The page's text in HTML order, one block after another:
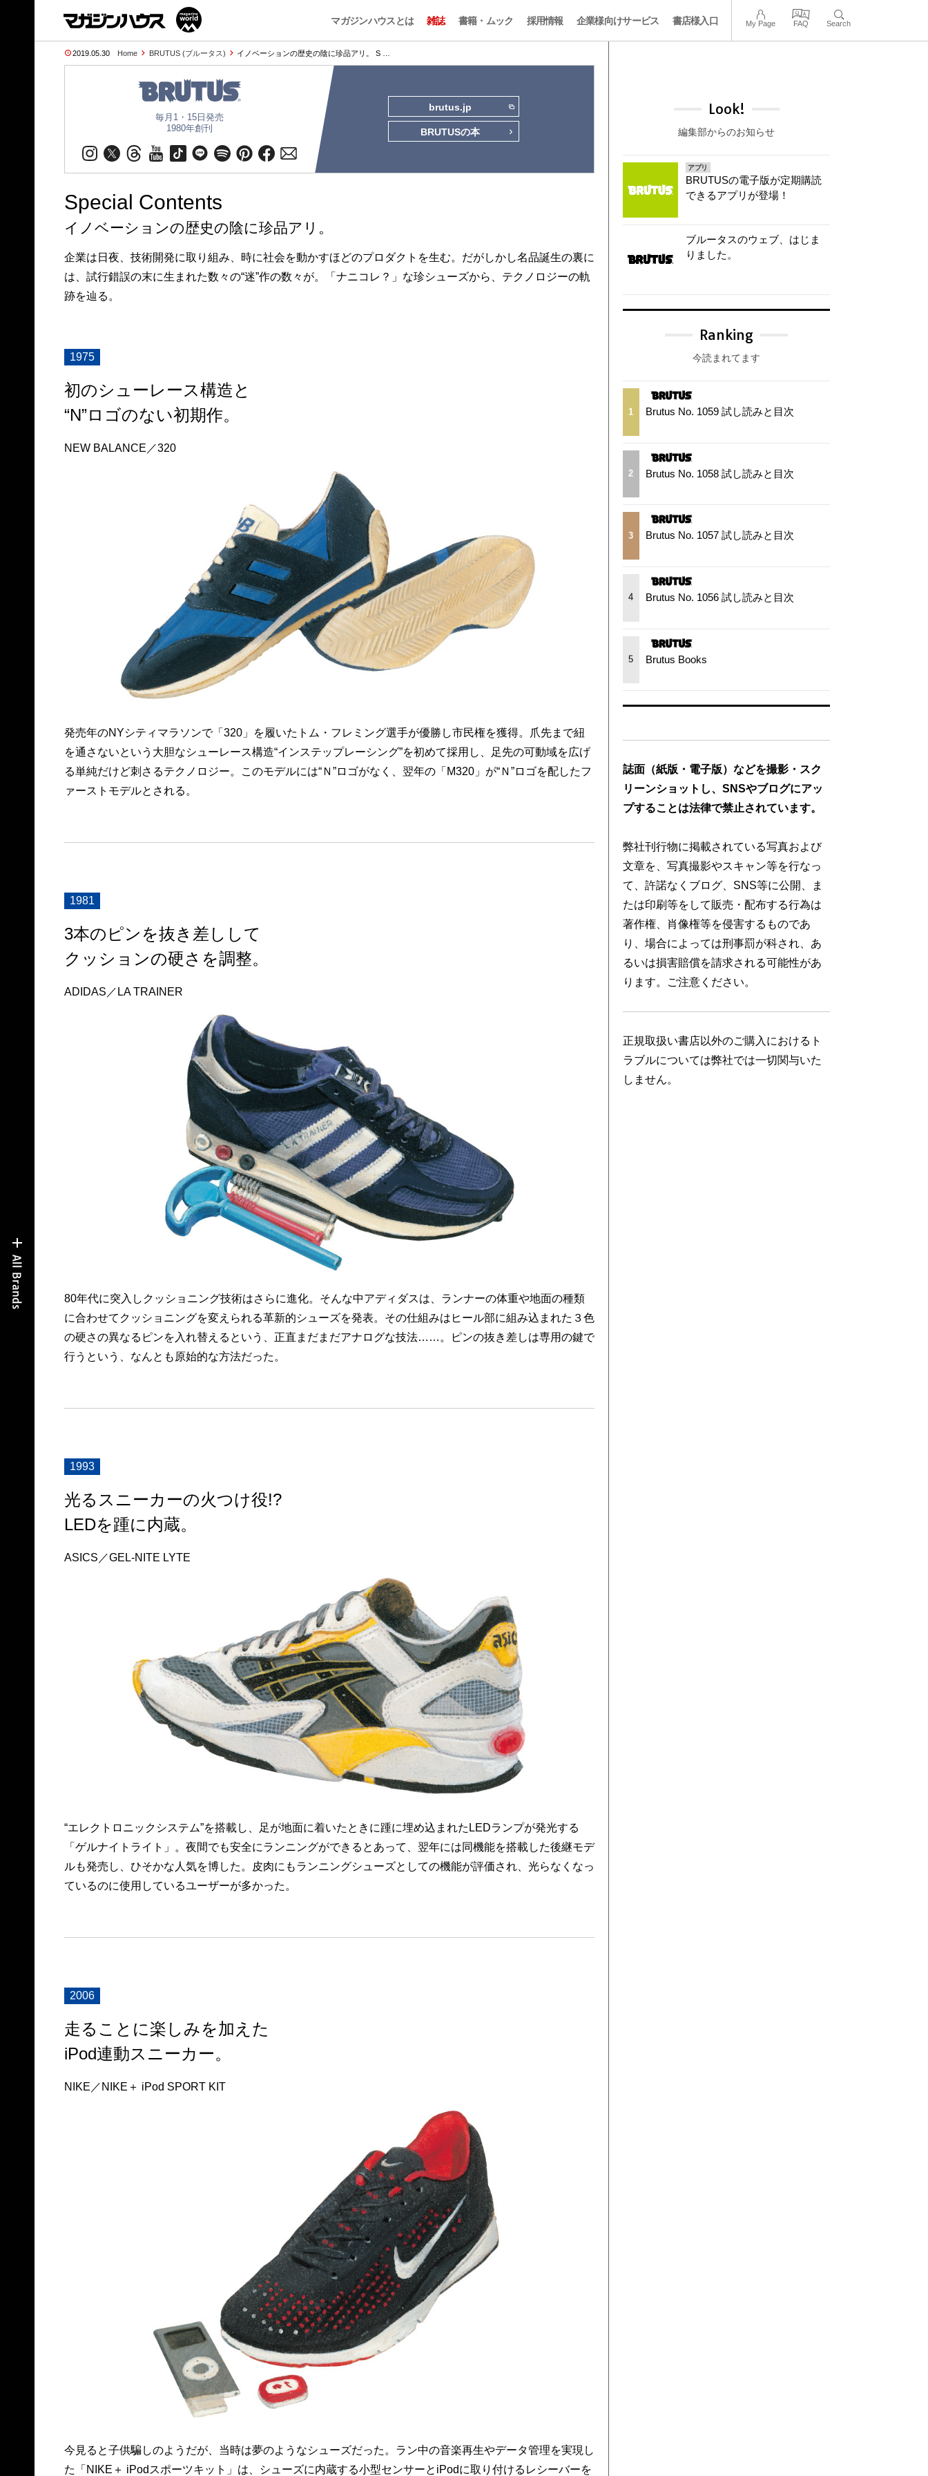
マガジンハウスとは 雑誌 書籍・ムック 採用情報 企業様向けサービス 書店様入口 My Page FAQ Search
2019.05.30 Home BRUTUS (ブルータス) イノベーションの歴史の陰に珍品アリ。 S …
毎月1・15日発売
1980年創刊
brutus.jp
BRUTUSの本
Special Contents
イノベーションの歴史の陰に珍品アリ。
企業は日夜、技術開発に取り組み、時に社会を動かすほどのプロダクトを生む。だがしかし名品誕生の裏に
は、試行錯誤の末に生まれた数々の“迷”作の数々が。「ナニコレ？」な珍シューズから、テクノロジーの軌
跡を辿る。
1975
初のシューレース構造と
“N”ロゴのない初期作。
NEW BALANCE／320
発売年のNYシティマラソンで「320」を履いたトム・フレミング選手が優勝し市民権を獲得。爪先まで紐
を通さないという大胆なシューレース構造“インステップレーシング”を初めて採用し、足先の可動域を広げ
る単純だけど刺さるテクノロジー。このモデルには“Ｎ”ロゴがなく、翌年の「M320」が“Ｎ”ロゴを配したフ
ァーストモデルとされる。
1981
3本のピンを抜き差しして
クッションの硬さを調整。
ADIDAS／LA TRAINER
80年代に突入しクッショニング技術はさらに進化。そんな中アディダスは、ランナーの体重や地面の種類
に合わせてクッショニングを変えられる革新的シューズを発表。その仕組みはヒール部に組み込まれた３色
の硬さの異なるピンを入れ替えるという、正直まだまだアナログな技法……。ピンの抜き差しは専用の鍵で
行うという、なんとも原始的な方法だった。
1993
光るスニーカーの火つけ役!?
LEDを踵に内蔵。
ASICS／GEL-NITE LYTE
“エレクトロニックシステム”を搭載し、足が地面に着いたときに踵に埋め込まれたLEDランプが発光する
「ゲルナイトライト」。夜間でも安全にランニングができるとあって、翌年には同機能を搭載した後継モデ
ルも発売し、ひそかな人気を博した。皮肉にもランニングシューズとしての機能が評価され、光らなくなっ
ているのに使用しているユーザーが多かった。
2006
走ることに楽しみを加えた
iPod連動スニーカー。
NIKE／NIKE＋ iPod SPORT KIT
今見ると子供騙しのようだが、当時は夢のようなシューズだった。ラン中の音楽再生やデータ管理を実現し
た「NIKE＋ iPodスポーツキット」は、シューズに内蔵する小型センサーとiPodに取り付けるレシーバーを
Look!
編集部からのお知らせ
アプリ
BRUTUSの電子版が定期購読
できるアプリが登場！
ブルータスのウェブ、はじま
りました。
Ranking
今読まれてます
1 Brutus No. 1059 試し読みと目次
2 Brutus No. 1058 試し読みと目次
3 Brutus No. 1057 試し読みと目次
4 Brutus No. 1056 試し読みと目次
5 Brutus Books
誌面（紙版・電子版）などを撮影・スク
リーンショットし、SNSやブログにアッ
プすることは法律で禁止されています。
弊社刊行物に掲載されている写真および
文章を、写真撮影やスキャン等を行なっ
て、許諾なくブログ、SNS等に公開、ま
たは印刷等をして販売・配布する行為は
著作権、肖像権等を侵害するものであ
り、場合によっては刑事罰が科され、あ
るいは損害賠償を請求される可能性があ
ります。ご注意ください。
正規取扱い書店以外のご購入におけるト
ラブルについては弊社では一切関与いた
しません。